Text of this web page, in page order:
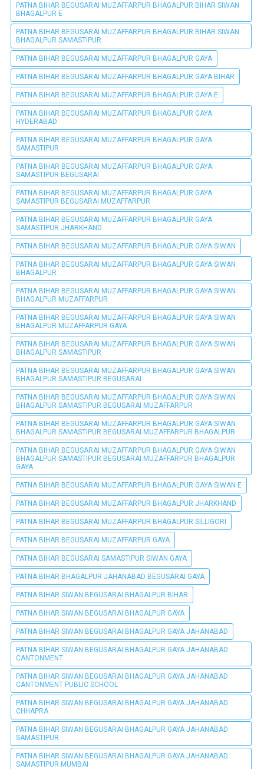
PATNA BIHAR BEGUSARAI MUZAFFARPUR BHAGALPUR BIHAR SIWAN
BHAGALPUR E
PATNA BIHAR BEGUSARAI MUZAFFARPUR BHAGALPUR BIHAR SIWAN
BHAGALPUR SAMASTIPUR
PATNA BIHAR BEGUSARAI MUZAFFARPUR BHAGALPUR GAYA
PATNA BIHAR BEGUSARAI MUZAFFARPUR BHAGALPUR GAYA BIHAR
PATNA BIHAR BEGUSARAI MUZAFFARPUR BHAGALPUR GAYA E
PATNA BIHAR BEGUSARAI MUZAFFARPUR BHAGALPUR GAYA
HYDERABAD
PATNA BIHAR BEGUSARAI MUZAFFARPUR BHAGALPUR GAYA
SAMASTIPUR
PATNA BIHAR BEGUSARAI MUZAFFARPUR BHAGALPUR GAYA
SAMASTIPUR BEGUSARAI
PATNA BIHAR BEGUSARAI MUZAFFARPUR BHAGALPUR GAYA
SAMASTIPUR BEGUSARAI MUZAFFARPUR
PATNA BIHAR BEGUSARAI MUZAFFARPUR BHAGALPUR GAYA
SAMASTIPUR JHARKHAND
PATNA BIHAR BEGUSARAI MUZAFFARPUR BHAGALPUR GAYA SIWAN
PATNA BIHAR BEGUSARAI MUZAFFARPUR BHAGALPUR GAYA SIWAN
BHAGALPUR
PATNA BIHAR BEGUSARAI MUZAFFARPUR BHAGALPUR GAYA SIWAN
BHAGALPUR MUZAFFARPUR
PATNA BIHAR BEGUSARAI MUZAFFARPUR BHAGALPUR GAYA SIWAN
BHAGALPUR MUZAFFARPUR GAYA
PATNA BIHAR BEGUSARAI MUZAFFARPUR BHAGALPUR GAYA SIWAN
BHAGALPUR SAMASTIPUR
PATNA BIHAR BEGUSARAI MUZAFFARPUR BHAGALPUR GAYA SIWAN
BHAGALPUR SAMASTIPUR BEGUSARAI
PATNA BIHAR BEGUSARAI MUZAFFARPUR BHAGALPUR GAYA SIWAN
BHAGALPUR SAMASTIPUR BEGUSARAI MUZAFFARPUR
PATNA BIHAR BEGUSARAI MUZAFFARPUR BHAGALPUR GAYA SIWAN
BHAGALPUR SAMASTIPUR BEGUSARAI MUZAFFARPUR BHAGALPUR
PATNA BIHAR BEGUSARAI MUZAFFARPUR BHAGALPUR GAYA SIWAN
BHAGALPUR SAMASTIPUR BEGUSARAI MUZAFFARPUR BHAGALPUR
GAYA
PATNA BIHAR BEGUSARAI MUZAFFARPUR BHAGALPUR GAYA SIWAN E
PATNA BIHAR BEGUSARAI MUZAFFARPUR BHAGALPUR JHARKHAND
PATNA BIHAR BEGUSARAI MUZAFFARPUR BHAGALPUR SILLIGORI
PATNA BIHAR BEGUSARAI MUZAFFARPUR GAYA
PATNA BIHAR BEGUSARAI SAMASTIPUR SIWAN GAYA
PATNA BIHAR BHAGALPUR JAHANABAD BEGUSARAI GAYA
PATNA BIHAR SIWAN BEGUSARAI BHAGALPUR BIHAR
PATNA BIHAR SIWAN BEGUSARAI BHAGALPUR GAYA
PATNA BIHAR SIWAN BEGUSARAI BHAGALPUR GAYA JAHANABAD
PATNA BIHAR SIWAN BEGUSARAI BHAGALPUR GAYA JAHANABAD
CANTONMENT
PATNA BIHAR SIWAN BEGUSARAI BHAGALPUR GAYA JAHANABAD
CANTONMENT PUBLIC SCHOOL
PATNA BIHAR SIWAN BEGUSARAI BHAGALPUR GAYA JAHANABAD
CHHAPRA
PATNA BIHAR SIWAN BEGUSARAI BHAGALPUR GAYA JAHANABAD
SAMASTIPUR
PATNA BIHAR SIWAN BEGUSARAI BHAGALPUR GAYA JAHANABAD
SAMASTIPUR MUMBAI